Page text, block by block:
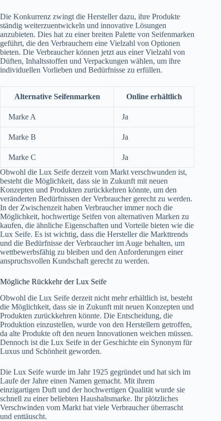
Die Konkurrenz zwingt die Hersteller dazu, ihre Produkte
ständig weiterzuentwickeln und innovative Lösungen
anzubieten. Dies hat zu einer breiten Palette von Seifenmarken
geführt, die den Verbrauchern eine Vielzahl von Optionen
bieten. Die Verbraucher können jetzt aus einer Vielzahl von
Düften, Inhaltsstoffen und Verpackungen wählen, um ihre
individuellen Vorlieben und Bedürfnisse zu erfüllen.
Alternative Seifenmarken Online erhältlich
Marke A Ja
Marke B Ja
Marke C
Ja
Obwohl die Lux Seife derzeit vom Markt verschwunden ist,
besteht die Möglichkeit, dass sie in Zukunft mit neuen
Konzepten und Produkten zurückkehren könnte, um den
veränderten Bedürfnissen der Verbraucher gerecht zu werden.
In der Zwischenzeit haben Verbraucher immer noch die
Möglichkeit, hochwertige Seifen von alternativen Marken zu
kaufen, die ähnliche Eigenschaften und Vorteile bieten wie die
Lux Seife. Es ist wichtig, dass die Hersteller die Markttrends
und die Bedürfnisse der Verbraucher im Auge behalten, um
wettbewerbsfähig zu bleiben und den Anforderungen einer
anspruchsvollen Kundschaft gerecht zu werden.
Mögliche Rückkehr der Lux Seife
Obwohl die Lux Seife derzeit nicht mehr erhältlich ist, besteht
die Möglichkeit, dass sie in Zukunft mit neuen Konzepten und
Produkten zurückkehren könnte. Die Entscheidung, die
Produktion einzustellen, wurde von den Herstellern getroffen,
da alte Produkte oft den neuen Innovationen weichen müssen.
Dennoch ist die Lux Seife in der Geschichte ein Synonym für
Luxus und Schönheit geworden.
Die Lux Seife wurde im Jahr 1925 gegründet und hat sich im
Laufe der Jahre einen Namen gemacht. Mit ihrem
einzigartigen Duft und der hochwertigen Qualität wurde sie
schnell zu einer beliebten Haushaltsmarke. Ihr plötzliches
Verschwinden vom Markt hat viele Verbraucher überrascht
und enttäuscht.